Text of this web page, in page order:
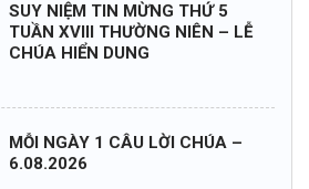
SUY NIỆM TIN MỪNG THỨ 5
TUẦN XVIII THƯỜNG NIÊN – LỄ
CHÚA HIỂN DUNG
MỖI NGÀY 1 CÂU LỜI CHÚA –
6.08.2026